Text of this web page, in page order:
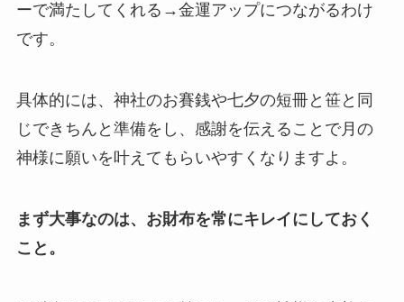
ーで満たしてくれる→金運アップにつながるわけ
です。
具体的には、神社のお賽銭や七夕の短冊と笹と同
じできちんと準備をし、感謝を伝えることで月の
神様に願いを叶えてもらいやすくなりますよ。
まず大事なのは、お財布を常にキレイにしておく
こと。